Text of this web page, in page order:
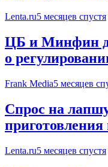
Lenta.ru5 месяцев спустя
ЦБ и Минфин
о
Frank Media5 месяцев
Спрос на
Lenta.ru5 месяцев спустя